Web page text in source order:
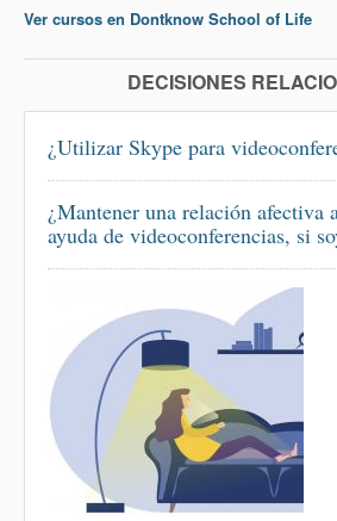
Ver cursos en Dontknow School of Life
DECISIONES
¿Utilizar Skype para
¿Mantener una relación afectiva
ayuda de videoconferencias, si